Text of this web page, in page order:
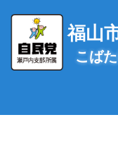
ス
福山
こば